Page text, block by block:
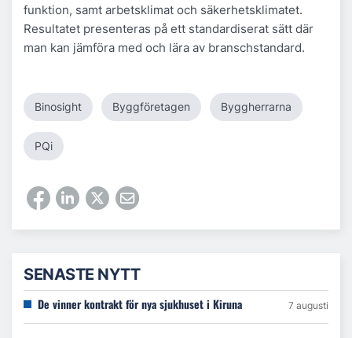
funktion, samt arbetsklimat och säkerhetsklimatet.
Resultatet presenteras på ett standardiserat sätt där
man kan jämföra med och lära av branschstandard.
Binosight Byggföretagen Byggherrarna
PQi
SENASTE NYTT
De vinner kontrakt för nya sjukhuset i Kiruna 7 augusti